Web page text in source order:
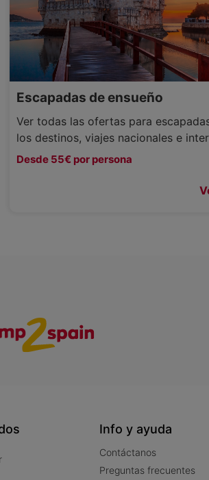
Escapadas de ensueño
Ver todas las ofertas para
los destinos, viajes nacionales e
Desde 55€ por persona
Info y ayuda
Contáctanos
Preguntas frecuentes